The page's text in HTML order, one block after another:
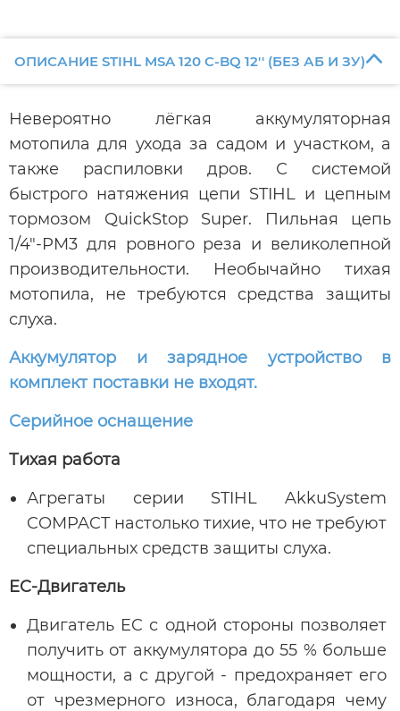
ОПИСАНИЕ STIHL MSA 120 C-BQ 12'' (БЕЗ АБ И ЗУ)
Невероятно лёгкая аккумуляторная
мотопила для ухода за садом и участком, а
также распиловки дров. С системой
быстрого натяжения цепи STIHL и цепным
тормозом QuickStop Super. Пильная цепь
1/4"-PM3 для ровного реза и великолепной
производительности. Необычайно тихая
мотопила, не требуются средства защиты
слуха.
Аккумулятор и зарядное устройство в
комплект поставки не входят.
Серийное оснащение
Тихая работа
Агрегаты серии STIHL AkkuSystem
COMPACT настолько тихие, что не требуют
специальных средств защиты слуха.
EC-Двигатель
Двигатель EC с одной стороны позволяет
получить от аккумулятора до 55 % больше
мощности, а с другой - предохраняет его
от чрезмерного износа, благодаря чему